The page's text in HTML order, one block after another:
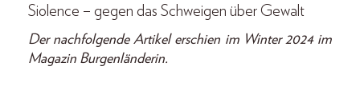
Siolence – gegen das Schweigen über Gewalt
Der nachfolgende Artikel erschien im Winter 2024 im
Magazin Burgenländerin.